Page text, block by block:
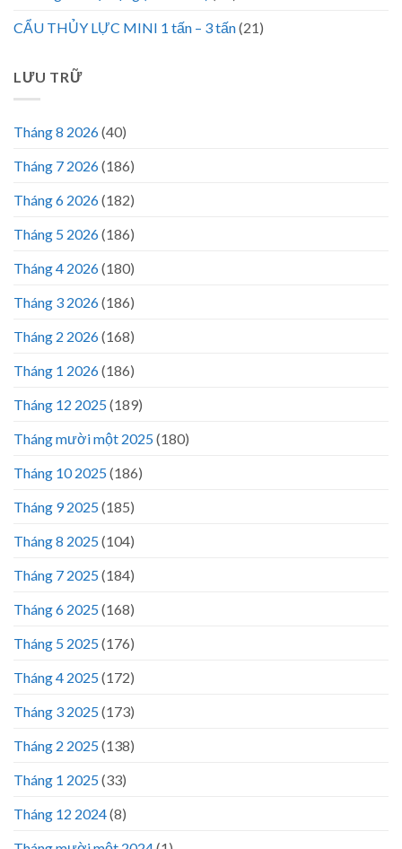
CẨU THỦY LỰC MINI 1 tấn – 3 tấn(21)
LƯU TRỮ
Tháng 8 2026(40)
Tháng 7 2026(186)
Tháng 6 2026(182)
Tháng 5 2026(186)
Tháng 4 2026(180)
Tháng 3 2026(186)
Tháng 2 2026(168)
Tháng 1 2026(186)
Tháng 12 2025(189)
Tháng mười một 2025(180)
Tháng 10 2025(186)
Tháng 9 2025(185)
Tháng 8 2025(104)
Tháng 7 2025(184)
Tháng 6 2025(168)
Tháng 5 2025(176)
Tháng 4 2025(172)
Tháng 3 2025(173)
Tháng 2 2025(138)
Tháng 1 2025(33)
Tháng 12 2024(8)